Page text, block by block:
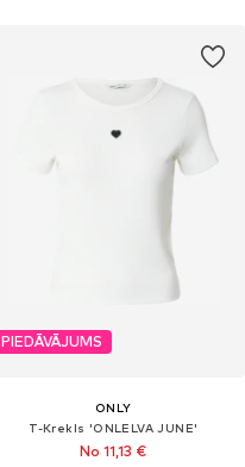
PIEDĀVĀJUMS
ONLY
T-Krekls 'ONLELVA JUNE'
No 11,13 €